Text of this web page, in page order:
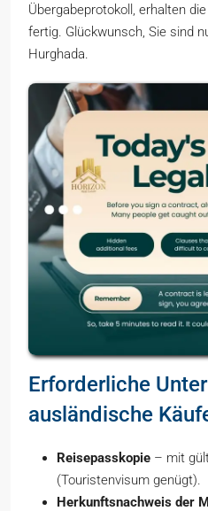
Übergabeprotokoll, erhalten
fertig. Glückwunsch, Sie sind
Hurghada.
Erforderliche
ausländische
Reisepasskopie – mit
(Touristenvisum genügt).
Herkunftsnachweis der